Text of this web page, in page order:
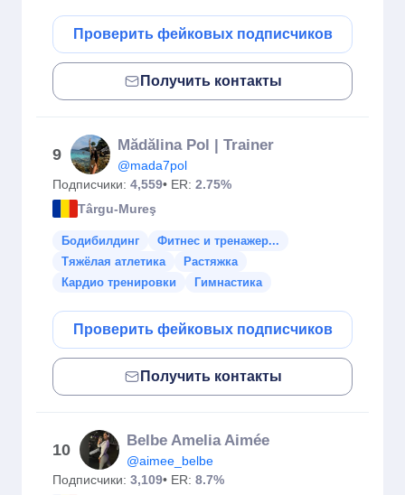
Проверить фейковых подписчиков
Получить контакты
9
Mădălina Pol | Trainer
@mada7pol
Подписчики: 4,559• ER: 2.75%
Târgu-Mureş
Бодибилдинг
Фитнес и тренажер...
Тяжёлая атлетика
Растяжка
Кардио тренировки
Гимнастика
Проверить фейковых подписчиков
Получить контакты
10
Belbe Amelia Aimée
@aimee_belbe
Подписчики: 3,109• ER: 8.7%